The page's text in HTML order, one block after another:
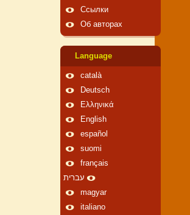
Ссылки
Об авторах
Language
català
Deutsch
Ελληνικά
English
español
suomi
français
עברית
magyar
italiano